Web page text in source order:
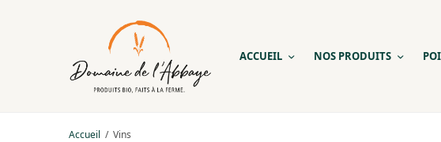
ACCUEIL NOS PRODUITS
Accueil Vins